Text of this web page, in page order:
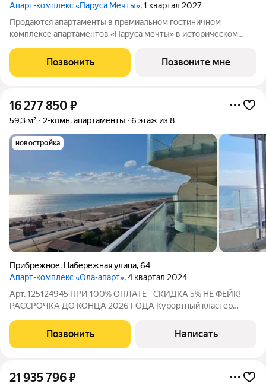
Апарт-комплекс «Паруса Мечты», 1 квартал 2027
Продаются апартаменты в премиальном гостиничном
комплексе апартаментов «Паруса мечты» в историческом
характеристики: горы Этаж: 9 Общая площадь: 57.98 Высота
потолков: 3м Oпиcaниe: Гостиничный комплекс
Позвонить Позвоните мне
16 277 850 ₽
59,3 м² 2-комн. апартаменты 6 этаж из 8
новостройка
Прибрежное, Набережная улица,64
Апарт-комплекс «Ола-апарт», 4 квартал 2024
Арт. 125124945 ПРИ 100% ОПЛАТЕ - СКИДКА 5% НЕ ФЕЙК!
РАССРОЧКА ДО КОНЦА 2026 ГОДА Курортный кластер
Цена ниже застройщика Ипотека Полная стоимость в ДКП
Готовые апартаменты с ключами на первой
Позвонить Написать
21 935 796₽